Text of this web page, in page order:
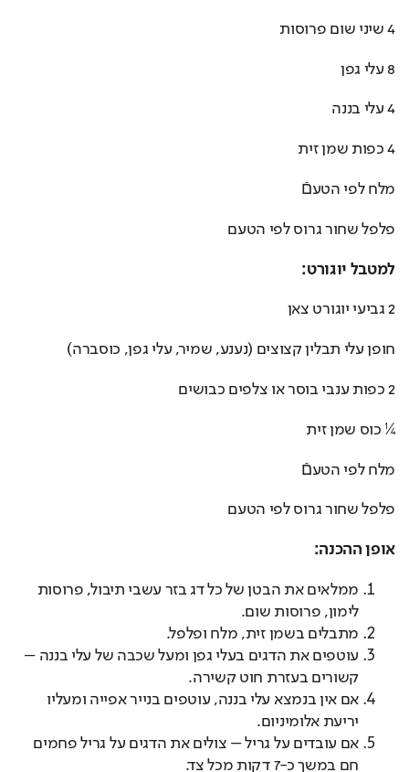
מלח לפי הטעםֿ
פלפל שחור גרוס לפי הטעם
למטבל יוגורט:
חופן עלי תבלין קצוצים (נענע, שמיר, עלי גפן, כוסברה)
¼ כוס שמן זית
מלח לפי הטעםֿ
פלפל שחור גרוס לפי הטעם
אופן ההכנה:
ממלאים את הבטן של כל דג בזר עשבי תיבול, פרוסות
לימון, פרוסות שום.
מתבלים בשמן זית, מלח ופלפל.
עוטפים את הדגים בעלי גפן ומעל שכבה של עלי בננה –
קשורים בעזרת חוט קשירה.
אם אין בנמצא עלי בננה, עוטפים בנייר אפייה ומעליו
יריעת אלומיניום.
אם עובדים על גריל – צולים את הדגים על גריל פחמים
חם במשך כ-7 דקות מכל צד.